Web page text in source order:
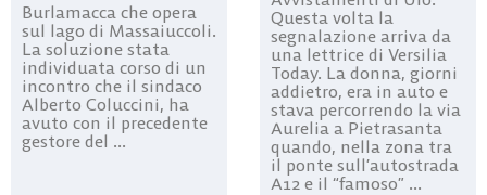
Burlamacca che opera
sul lago di Massaiuccoli.
La soluzione stata
individuata corso di un
incontro che il sindaco
Alberto Coluccini, ha
avuto con il precedente
gestore del ...
Questa volta la
segnalazione arriva da
una lettrice di Versilia
Today. La donna, giorni
addietro, era in auto e
stava percorrendo la via
Aurelia a Pietrasanta
quando, nella zona tra
il ponte sull’autostrada
A12 e il “famoso” ...